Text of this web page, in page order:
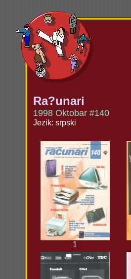
Ra?unari
1998 Oktobar #140
Jezik: srpski
1